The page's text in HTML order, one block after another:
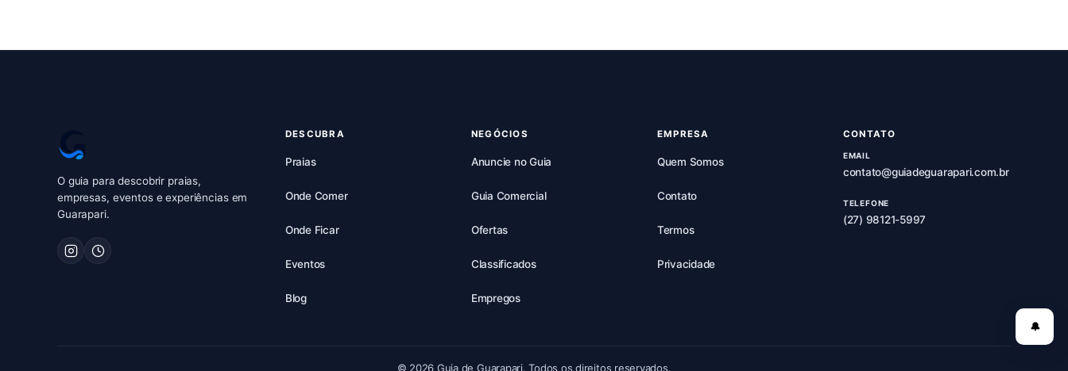
🔔
O guia para descobrir praias,
empresas, eventos e experiências em
Guarapari.
DESCUBRA
Praias
Onde Comer
Onde Ficar
Eventos
Blog
NEGÓCIOS
Anuncie no Guia
Guia Comercial
Ofertas
Classificados
Empregos
EMPRESA
Quem Somos
Contato
Termos
Privacidade
CONTATO
EMAIL
contato@guiadeguarapari.com.br
TELEFONE
(27) 98121-5997
© 2026 Guia de Guarapari. Todos os direitos reservados.